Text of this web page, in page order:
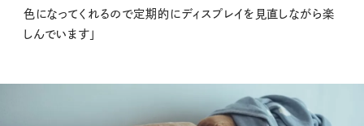
色になってくれるので定期的にディスプレイを見直しながら楽
しんでいます」